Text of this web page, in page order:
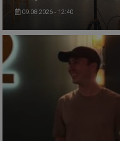
09.08.2026 - 12:40